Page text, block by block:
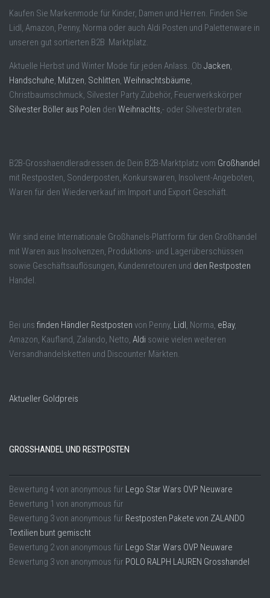
Kaufen Sie Markenmode für Kinder, Damen und Herren. Finden Sie
Lidl, Amazon, Penny, Norma oder auch Aldi Posten und Palettenware in
unseren gut sortierten B2B Marktplatz.
Aktuelle Herbst und Winter Mode für jeden Anlass. Ob Jacken
Handschuhe Mützen Schlitten Weihnachtsbäume
Christbaumschmuck, Silvester Party Zubehör, Feuerwerkskörper
Silvester Böller aus Polen den Weihnachts ,- oder Silvesterbraten.
B2B-Grosshaendleradressen.de Dein B2B-Marktplatz vom Großhandel
mit Restposten, Sonderposten, Konkurswaren, Insolvent-Angeboten,
Waren für den Wiederverkauf im Import und Export Geschäft.
Wir sind eine Internationale Großhanels-Plattform für den Großhandel
mit Waren aus Insolvenzen, Produktions- und Lagerüberschüssen
sowie Geschäftsauflösungen, Kundenretouren und den Restposten
Handel.
Bei uns finden Händler Restposten von Penny, Lidl , Norma, eBay,
Amazon, Kaufland, Zalando, Netto, Aldi sowie vielen weiteren
Versandhandelsketten und Discounter Märkten.
Aktueller Goldpreis
GROSSHANDEL UND RESTPOSTEN
Bewertung 4 von anonymous für Lego Star Wars OVP Neuware
Bewertung 1 von anonymous für
Bewertung 3von anonymous für Restposten Pakete von ZALANDO
Textilien bunt gemischt
Bewertung 2von anonymous für Lego Star Wars OVP Neuware
Bewertung 3von anonymous für POLO RALPH LAUREN Grosshandel